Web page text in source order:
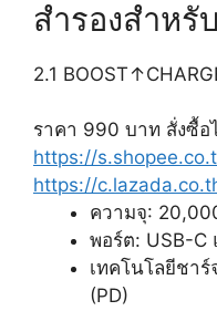
สำรองสำหรั
2.1
ราคา 990 บาท สั่งซื้อ
https://
https://
ความจุ:
พอร์ต: USB-C
เทคโนโลยีชาร์
(PD)